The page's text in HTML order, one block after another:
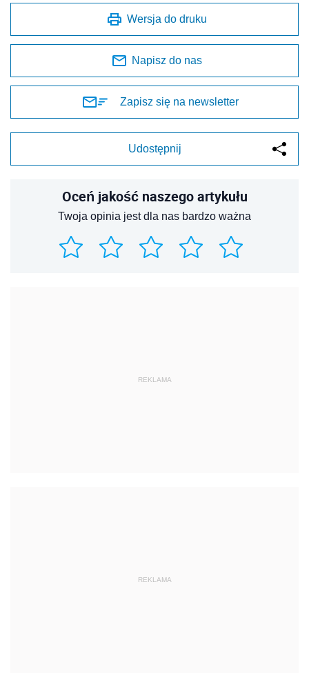
Wersja do druku
Napisz do nas
Zapisz się na newsletter
Udostępnij
Oceń jakość naszego artykułu
Twoja opinia jest dla nas bardzo ważna
REKLAMA
REKLAMA